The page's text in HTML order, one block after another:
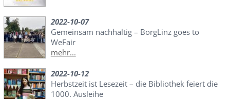
2022-10-07
Gemeinsam nachhaltig – BorgLinz goes to
WeFair
mehr...
2022-10-12
Herbstzeit ist Lesezeit – die Bibliothek feiert die
1000. Ausleihe